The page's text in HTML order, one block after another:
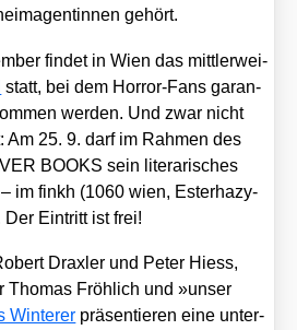
gehört.
fin­det in Wien das mitt­ler­wei­
statt, bei dem Hor­ror-Fans garan­
wer­den. Und zwar nicht
Am 25. 9. darf im Rah­men des
BOOKS sein lite­ra­ri­sches
im finkh (1060 wien, Ester­ha­zy­
Ein­tritt ist frei!
Drax­ler und Peter Hiess,
Tho­mas Fröh­lich und »unser
Win­terer prä­sen­tie­ren eine unter­